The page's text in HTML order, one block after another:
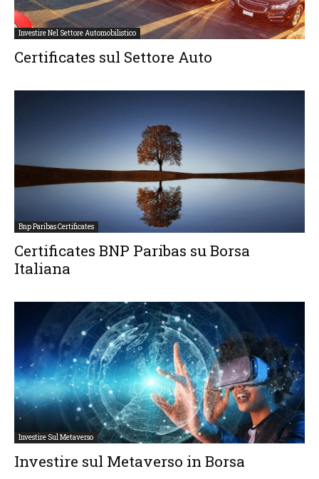
Investire Nel Settore Automobilistico
Certificates sul Settore Auto
Bnp Paribas Certificates
Certificates BNP Paribas su Borsa
Italiana
Investire Sul Metaverso
Investire sul Metaverso in Borsa